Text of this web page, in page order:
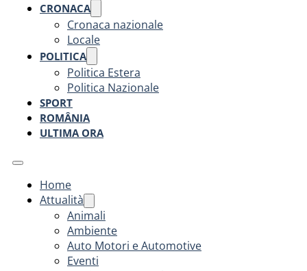
CRONACA
Cronaca nazionale
Locale
POLITICA
Politica Estera
Politica Nazionale
SPORT
ROMÂNIA
ULTIMA ORA
Home
Attualità
Animali
Ambiente
Auto Motori e Automotive
Eventi